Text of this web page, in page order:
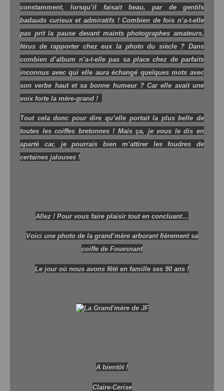
constamment, lorsqu’il faisait beau, par de gentils
badauds curieux et admiratifs ! Combien de fois n’a-t-elle
pas prit la pause devant maints photographes amateurs,
férus de rapporter chez eux la photo du siècle ? Dans
combien d’album n’a-t-elle pas sa place chez de parfaits
inconnus avec qui elle aura échangé quelques mots avec
son verbe haut et sa bonne humeur ? Car elle avait une
voix forte la mère-grand !
Tout cela donc pour dire qu’elle portait la plus belle de
toutes les coiffes bretonnes ! Mais ça, je vous le dis en
aparté car, je pourrais bien m’attirer les foudres de
certaines jalouses !
Allez ! Pour vous faire plaisir tout en concluant…
Voici une photo de la grand’mère arborant fièrement sa
coiffe de Fouesnant
Le jour où nous avons fêté en famille ses 90 ans !
A bientôt !
Claire-Cerise